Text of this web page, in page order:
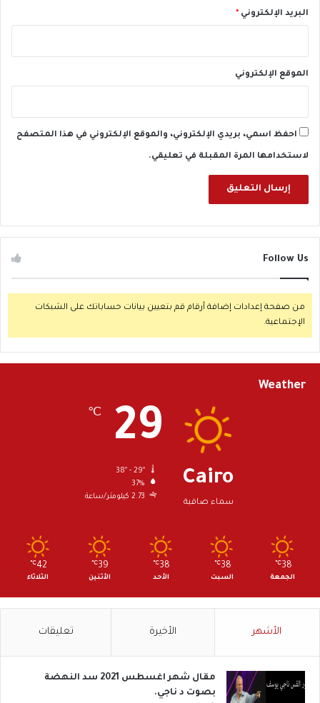
البريد الإلكتروني *
الموقع الإلكتروني
احفظ اسمي، بريدي الإلكتروني، والموقع الإلكتروني في هذا المتصفح
لاستخدامها المرة المقبلة في تعليقي.
Follow Us
من صفحة إعدادات إضافة أرقام قم بتعيين بيانات حساباتك على الشبكات
الإجتماعية.
Weather
Cairo
سماء صافية
29
℃
37%
2.73 كيلومتر/ساعة
38
℃
الجمعة
38
℃
السبت
38
℃
الأحد
39
℃
الأثنين
42
℃
الثلاثاء
الأشهر الأخيرة تعليقات
مقال شهر اغسطس 2021 سد النهضة
بصوت د ناجي.